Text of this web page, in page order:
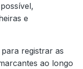
e
registrar as
ao longo